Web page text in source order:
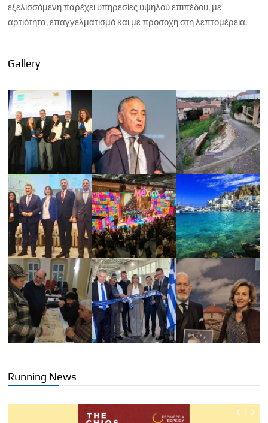
εξελισσόμενη παρέχει υπηρεσίες υψηλού επιπέδου, με
αρτιότητα, επαγγελματισμό και με προσοχή στη λεπτομέρεια.
Gallery
Running News